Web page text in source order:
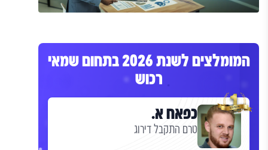
המומלצים לשנת 2026 בתחום שמאי
רכוש
כפאח א.
טרם התקבל דירוג